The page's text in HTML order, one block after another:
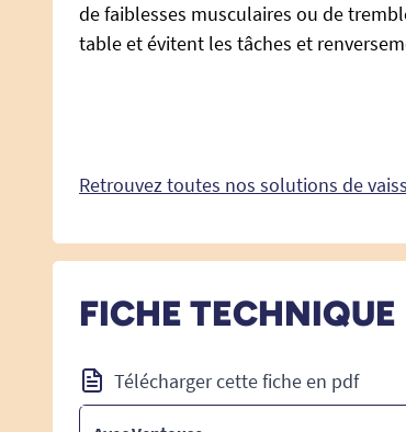
de faiblesses musculaires ou de
table et évitent les tâches et
Retrouvez toutes nos solutions de
FICHE TECHNIQUE
Télécharger cette fiche en pdf